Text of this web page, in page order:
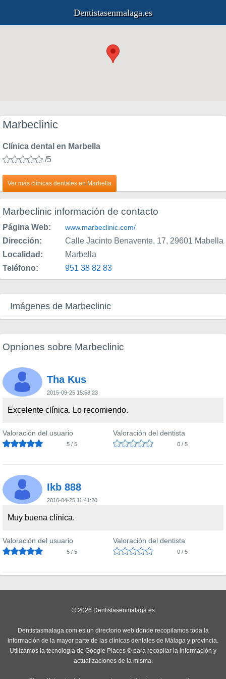
Dentistasenmalaga.es
Marbeclinic
Clínica dental en Marbella
/5
Ver más clínicas dentales en Marbella
Marbeclinic información de contacto
Página Web: www.marbeclinic.com/
Dirección:
Calle Jacinto Benavente, 17, 29601
Localidad:
Marbella
Teléfono:
951 38 82 83
Imágenes de Marbeclinic
Opniones sobre Marbeclinic
Tha Kus
2015-09-25 15:58:23
Excelente clínica. Lo recomiendo.
Valoración del usuario
5 / 5
Valoración del dentista
0 / 5
Ikb 888
2016-04-25 11:41:20
Muy buena clínica.
Valoración del usuario
5 / 5
Valoración del dentista
0 / 5
© 2026 Dentistasenmalaga.es
Dentistasmalaga.com es un directorio web donde recopilamos toda la
información de la mayor parte de las clínicas dentales de Málaga y provincia.
Utilizamos la tecnología de Google Places © para recopilar la información y
actualizaciones de la misma.